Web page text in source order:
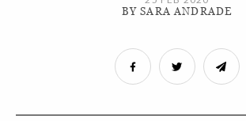
BY SARA ANDRADE